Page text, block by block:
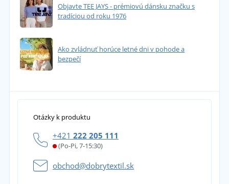
Objavte TEE JAYS - prémiovú dánsku značku s
tradíciou od roku 1976
Ako zvládnuť horúce letné dni v pohode a
bezpečí
Otázky k produktu
+421 222 205 111
(Po-Pi, 7-15:30)
obchod@dobrytextil.sk